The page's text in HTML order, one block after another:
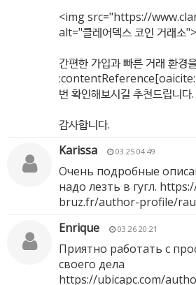
<img src="https://
alt="클레어덱스 코인 거래소">
간편한 가입과 빠른 거래 환경
번 확인해보시길 추천드립니다.
감사합니다.
Karissa
03.25 04:49
Очень подробные
надо лезть в гугл.
bruz.fr/author-profile/
Enrique
03.26 20:21
Приятно работать с
своего дела
https://ubicapc.com/